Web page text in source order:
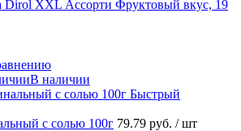
Dirol XXL Ассорти Фруктовый вкус, 19
В наличии
Быстрый
c солью 100г 79.79 руб. / шт